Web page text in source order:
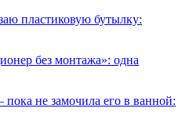
пластиковую бутылку:
без монтажа»: одна
не замочила его в ванной: